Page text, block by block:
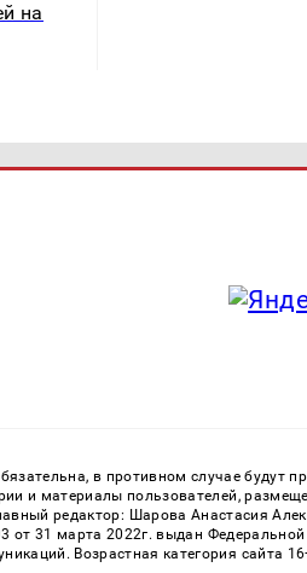
на
в противном случае
и материалы пользователей,
редактор: Шарова Анастасия
31 марта 2022г. выдан
Возрастная категория сайта